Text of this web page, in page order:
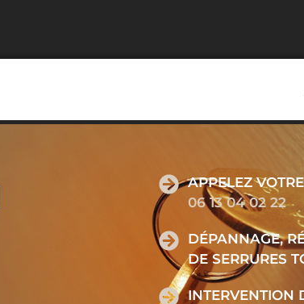
APPELEZ
06 13 04 02 22
DÉPANNAGE,
DE SERRURES
INTERVENTION